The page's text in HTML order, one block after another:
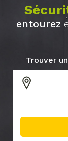
entourez
Trouver